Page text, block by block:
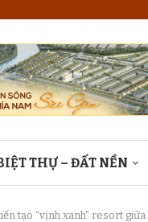
THỰ – ĐẤT NỀN
tạo “vịnh xanh” resort